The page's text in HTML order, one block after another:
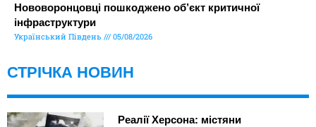
Нововоронцовці пошкоджено об’єкт критичної
інфраструктури
Український Південь 05/08/2026
СТРІЧКА НОВИН
Реалії Херсона: містяни